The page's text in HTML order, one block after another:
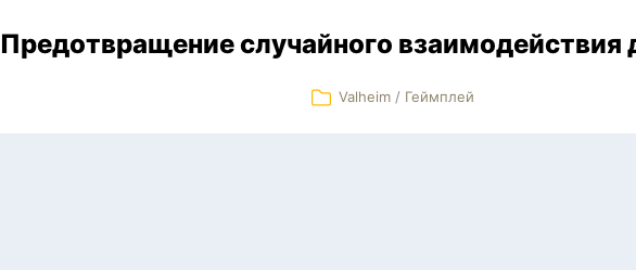
VALHEIM
Предотвращение случайного взаимодействия
Valheim / Геймплей